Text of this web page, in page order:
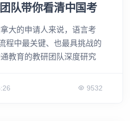
队带你看清中国考
大的申请人来说，语言考
程中最关键、也最具挑战的
教育的教研团队深度研究
从全球与中国考生的真实数
9532